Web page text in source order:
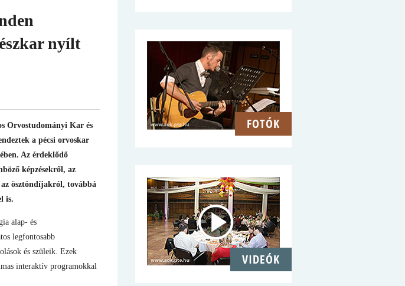
nyílt
Orvostudományi Kar és
a pécsi orvoskar
Az érdeklődő
képzésekről, az
ösztöndíjakról, továbbá
is.
alap- és
legfontosabb
és szüleik. Ezek
interaktív programokkal
FOTÓK
VIDEÓK